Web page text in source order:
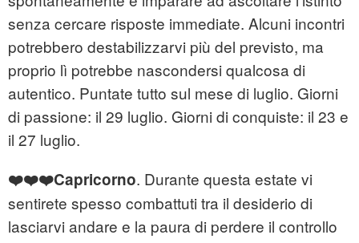
senza cercare risposte immediate. Alcuni incontri
potrebbero destabilizzarvi più del previsto, ma
proprio lì potrebbe nascondersi qualcosa di
autentico. Puntate tutto sul mese di luglio. Giorni
di passione: il 29 luglio. Giorni di conquiste: il 23 e
il 27 luglio.
❤️❤️❤️Capricorno. Durante questa estate vi
sentirete spesso combattuti tra il desiderio di
lasciarvi andare e la paura di perdere il controllo